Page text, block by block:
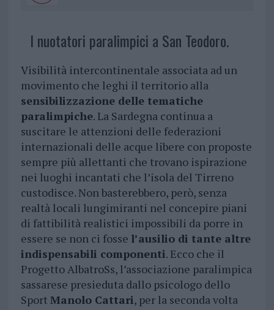
I nuotatori paralimpici a San Teodoro.
Visibilità intercontinentale associata ad un
movimento che leghi il territorio alla
sensibilizzazione delle tematiche
paralimpiche. La Sardegna continua a
suscitare le attenzioni delle federazioni
internazionali delle acque libere con proposte
sempre più allettanti che trovano ispirazione
nei luoghi incantati che l’isola del Tirreno
custodisce. Non basterebbero, però, senza
realtà locali lungimiranti nel concepire piani
di fattibilità realistici impossibili da porre in
essere se non ci fosse l’ausilio di tante altre
indispensabili componenti. Ecco che il
Progetto AlbatroSs, l’associazione paralimpica
sassarese presieduta dallo psicologo dello
Sport Manolo Cattari, per la seconda volta